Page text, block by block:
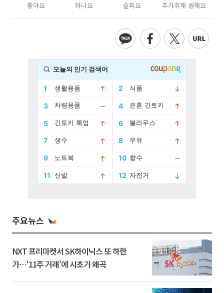
좋아요 화나요 슬퍼요 추가취재 원해요
주요뉴스
NXT 프리마켓서 SK하이닉스 또 하한
가⋯‘11주 거래’에 시초가 왜곡